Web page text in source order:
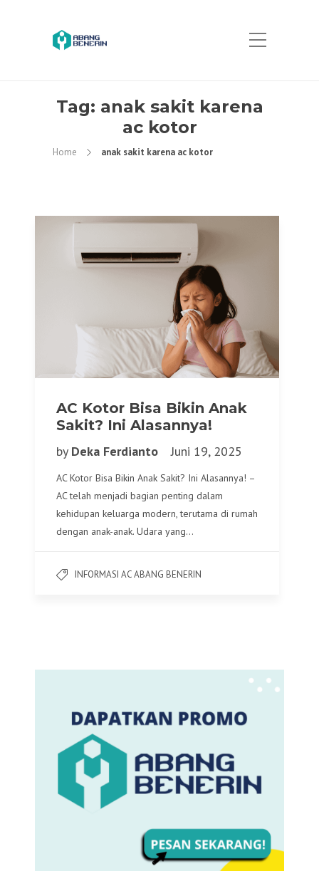
Tag: anak sakit karena
ac kotor
Home anak sakit karena ac kotor
AC Kotor Bisa Bikin Anak
Sakit? Ini Alasannya!
by Deka Ferdianto Juni 19, 2025
AC Kotor Bisa Bikin Anak Sakit? Ini Alasannya! –
AC telah menjadi bagian penting dalam
kehidupan keluarga modern, terutama di rumah
dengan anak-anak. Udara yang…
INFORMASI AC ABANG BENERIN